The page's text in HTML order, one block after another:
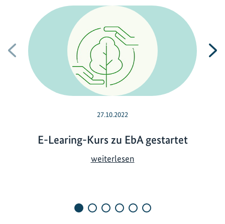
Vorherige
27.10.2022
E-Learing-Kurs zu EbA gestartet
weiterlesenE
a